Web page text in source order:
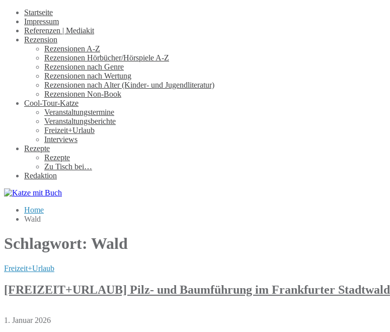
Startseite
Impressum
Referenzen | Mediakit
Rezension
Rezensionen A-Z
Rezensionen Hörbücher/Hörspiele A-Z
Rezensionen nach Genre
Rezensionen nach Wertung
Rezensionen nach Alter (Kinder- und Jugendliteratur)
Rezensionen Non-Book
Cool-Tour-Katze
Veranstaltungstermine
Veranstaltungsberichte
Freizeit+Urlaub
Interviews
Rezepte
Rezepte
Zu Tisch bei…
Redaktion
Home
Wald
Schlagwort: Wald
Freizeit+Urlaub
[FREIZEIT+URLAUB] Pilz- und Baumführung im Frankfurter Stadtwald
1. Januar 2026